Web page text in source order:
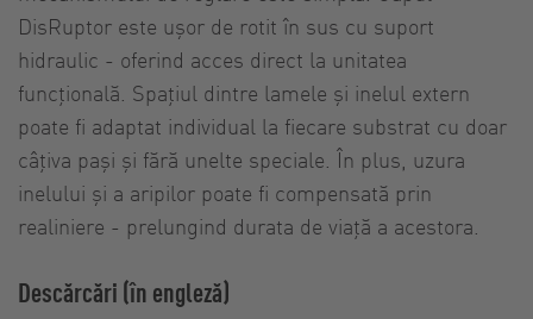
DisRuptor este ușor de rotit în sus cu suport
hidraulic - oferind acces direct la unitatea
funcțională. Spațiul dintre lamele și inelul extern
poate fi adaptat individual la fiecare substrat cu doar
câțiva pași și fără unelte speciale. În plus, uzura
inelului și a aripilor poate fi compensată prin
realiniere - prelungind durata de viață a acestora.
Descărcări (în engleză)